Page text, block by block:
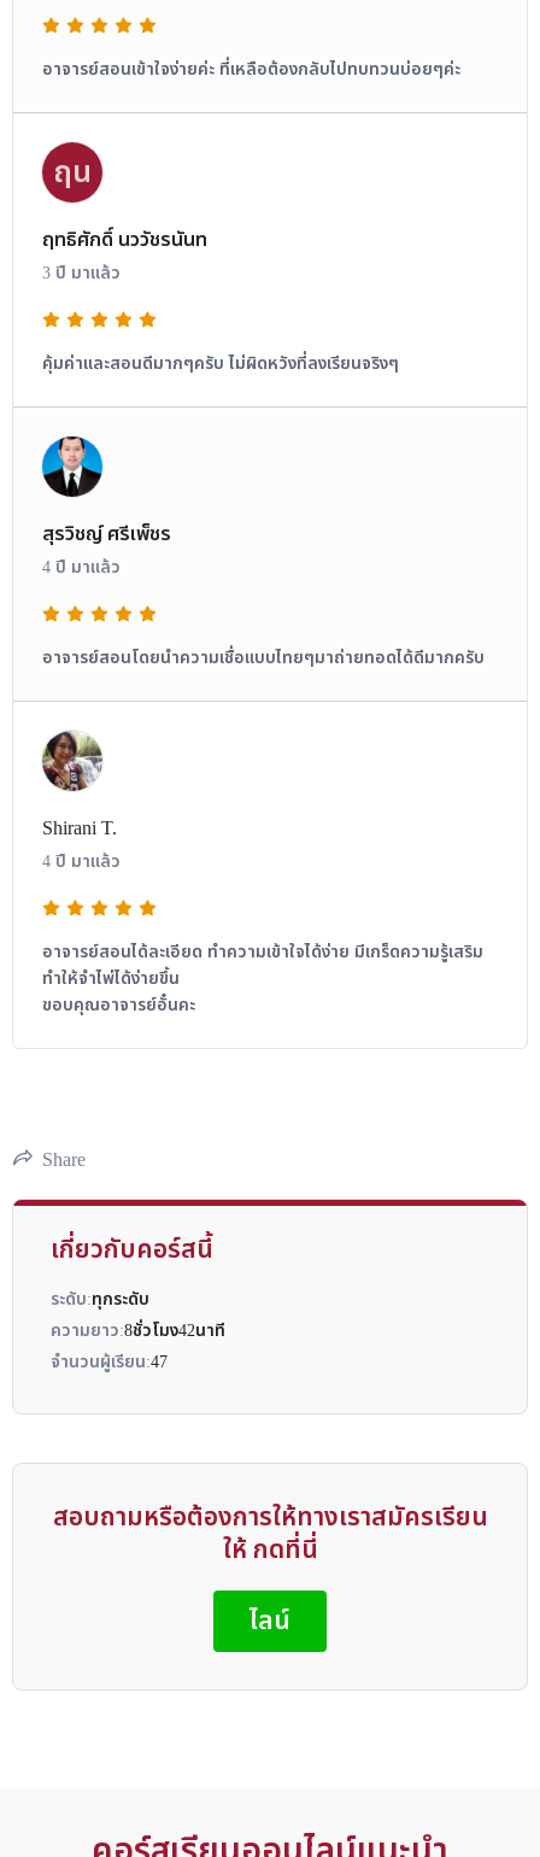
อาจารย์สอนเข้าใจง่ายค่ะ ที่เหลือต้องกลับไปทบทวนบ่อยๆค่ะ
ฤน
ฤทธิศักดิ์ นววัชรนันท
3 ปี มาแล้ว
คุ้มค่าและสอนดีมากๆครับ ไม่ผิดหวังที่ลงเรียนจริงๆ
สุรวิชญ์ ศรีเพ็ชร
4 ปี มาแล้ว
อาจารย์สอนโดยนำความเชื่อแบบไทยๆมาถ่ายทอดได้ดีมากครับ
Shirani T.
4 ปี มาแล้ว
อาจารย์สอนได้ละเอียด ทำความเข้าใจได้ง่าย มีเกร็ดความรู้เสริม
ทำให้จำไพ่ได้ง่ายขึ้น
ขอบคุณอาจารย์อั๋นคะ
Share
เกี่ยวกับคอร์สนี้
ระดับ:ทุกระดับ
ความยาว:8ชั่วโมง42นาที
จำนวนผู้เรียน:47
สอบถามหรือต้องการให้ทางเราสมัครเรียน
ให้ กดที่นี่
ไลน์